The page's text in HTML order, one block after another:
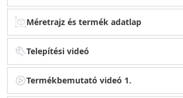
Méretrajz és termék adatlap
Telepítési videó
Termékbemutató videó 1.